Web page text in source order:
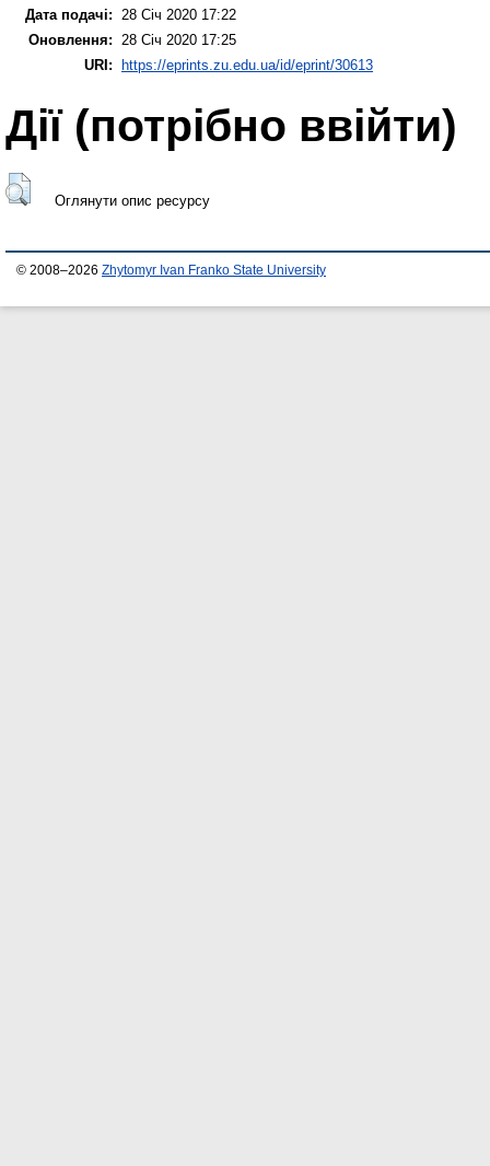
Дата подачі: 28 Січ 2020 17:22
Оновлення: 28 Січ 2020 17:25
URI:
https://eprints.zu.edu.ua/id/eprint/30613
Дії ​​(потрібно ввійти)
Оглянути опис ресурсу
© 2008–2026 Zhytomyr Ivan Franko State University